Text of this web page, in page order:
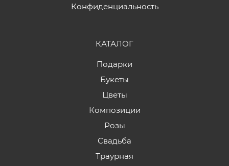
Конфиденциальность
КАТАЛОГ
Подарки
Букеты
Цветы
Композиции
Розы
Свадьба
Траурная